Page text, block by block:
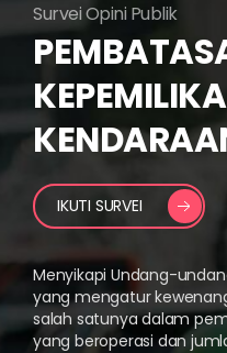
Survei Opini Publik
IKUTI SURVEI
Menyikapi Undang-
yang mengatur
salah satunya dalam
yang beroperasi dan